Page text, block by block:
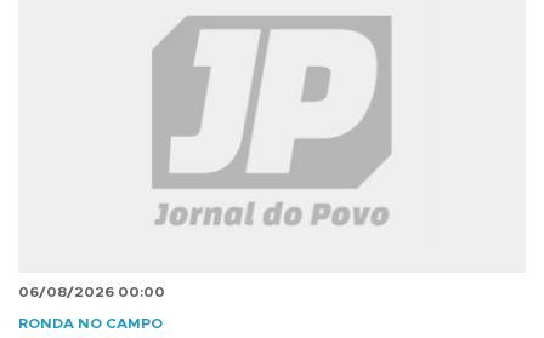
06/08/2026 00:00
RONDA NO CAMPO